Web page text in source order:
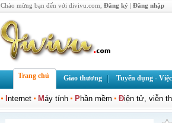
Chào mừng bạn đến với divivu.com, Đăng ký | Đăng nhập
Trang chủ Giao thương Tuyển dụng -
nternet Máy tính Phần mềm Điện tử, viễn